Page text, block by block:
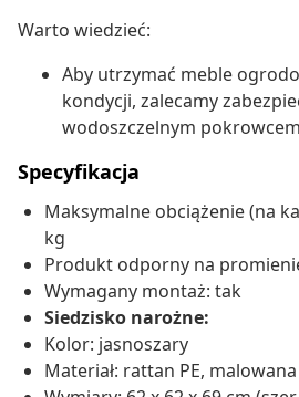
Warto wiedzieć:
Aby utrzymać meble
kondycji, zalecamy
wodoszczelnym
Specyfikacja
Maksymalne obciążenie (na
kg
Produkt odporny na
Wymagany montaż: tak
Siedzisko narożne:
Kolor: jasnoszary
Materiał: rattan PE,